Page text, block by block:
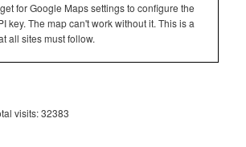
for Google Maps settings to configure the
key. The map can't work without it. This is a
all sites must follow.
visits:32383